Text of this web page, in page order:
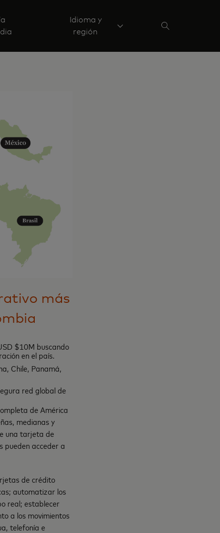
Idioma y
región
más
$10M buscando
en el país.
Chile, Panamá,
red global de
de América
medianas y
una tarjeta de
pueden acceder a
de crédito
automatizar los
real; establecer
a los movimientos
telefonía e